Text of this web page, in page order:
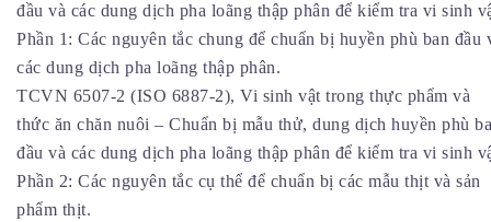
đầu và các dung dịch pha loãng thập phân để kiểm tra vi sinh
Phần 1: Các nguyên tắc chung để chuẩn bị huyền phù ban đầu
các dung dịch pha loãng thập phân.
TCVN 6507-2 (ISO 6887-2), Vi sinh vật trong thực phẩm và
thức ăn chăn nuôi – Chuẩn bị mẫu thử, dung dịch huyền phù
đầu và các dung dịch pha loãng thập phân để kiểm tra vi sinh
Phần 2: Các nguyên tắc cụ thể để chuẩn bị các mẫu thịt và sản
phẩm thịt.